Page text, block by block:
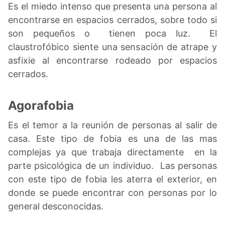
Es el miedo intenso que presenta una persona al
encontrarse en espacios cerrados, sobre todo si
son pequeños o tienen poca luz. El
claustrofóbico siente una sensación de atrape y
asfixie al encontrarse rodeado por espacios
cerrados.
Agorafobia
Es el temor a la reunión de personas al salir de
casa. Este tipo de fobia es una de las mas
complejas ya que trabaja directamente en la
parte psicológica de un individuo. Las personas
con este tipo de fobia les aterra el exterior, en
donde se puede encontrar con personas por lo
general desconocidas.